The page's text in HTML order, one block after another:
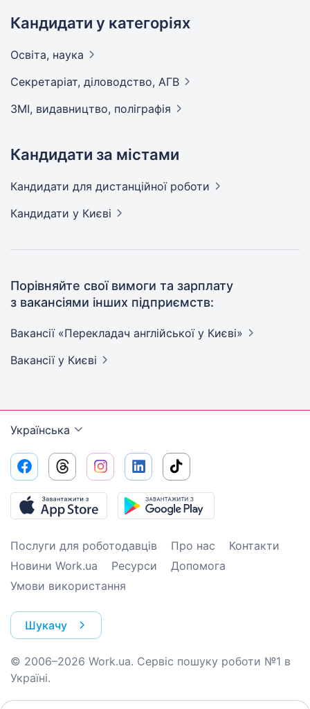
Кандидати у категоріях
Освіта, наука
Секретаріат, діловодство, АГВ
ЗМІ, видавництво, поліграфія
Кандидати за містами
Кандидати для дистанційної роботи
Кандидати у Києві
Порівняйте свої вимоги та зарплату
з вакансіями інших підприємств:
Вакансії «Перекладач англійської у Києві»
Вакансії у Києві
Українська
Послуги для роботодавців Про нас
Контакти
Новини Work.ua
Ресурси
Допомога
Умови використання
Шукачу
© 2006–2026 Work.ua. Сервіс пошуку роботи №1 в
Україні.